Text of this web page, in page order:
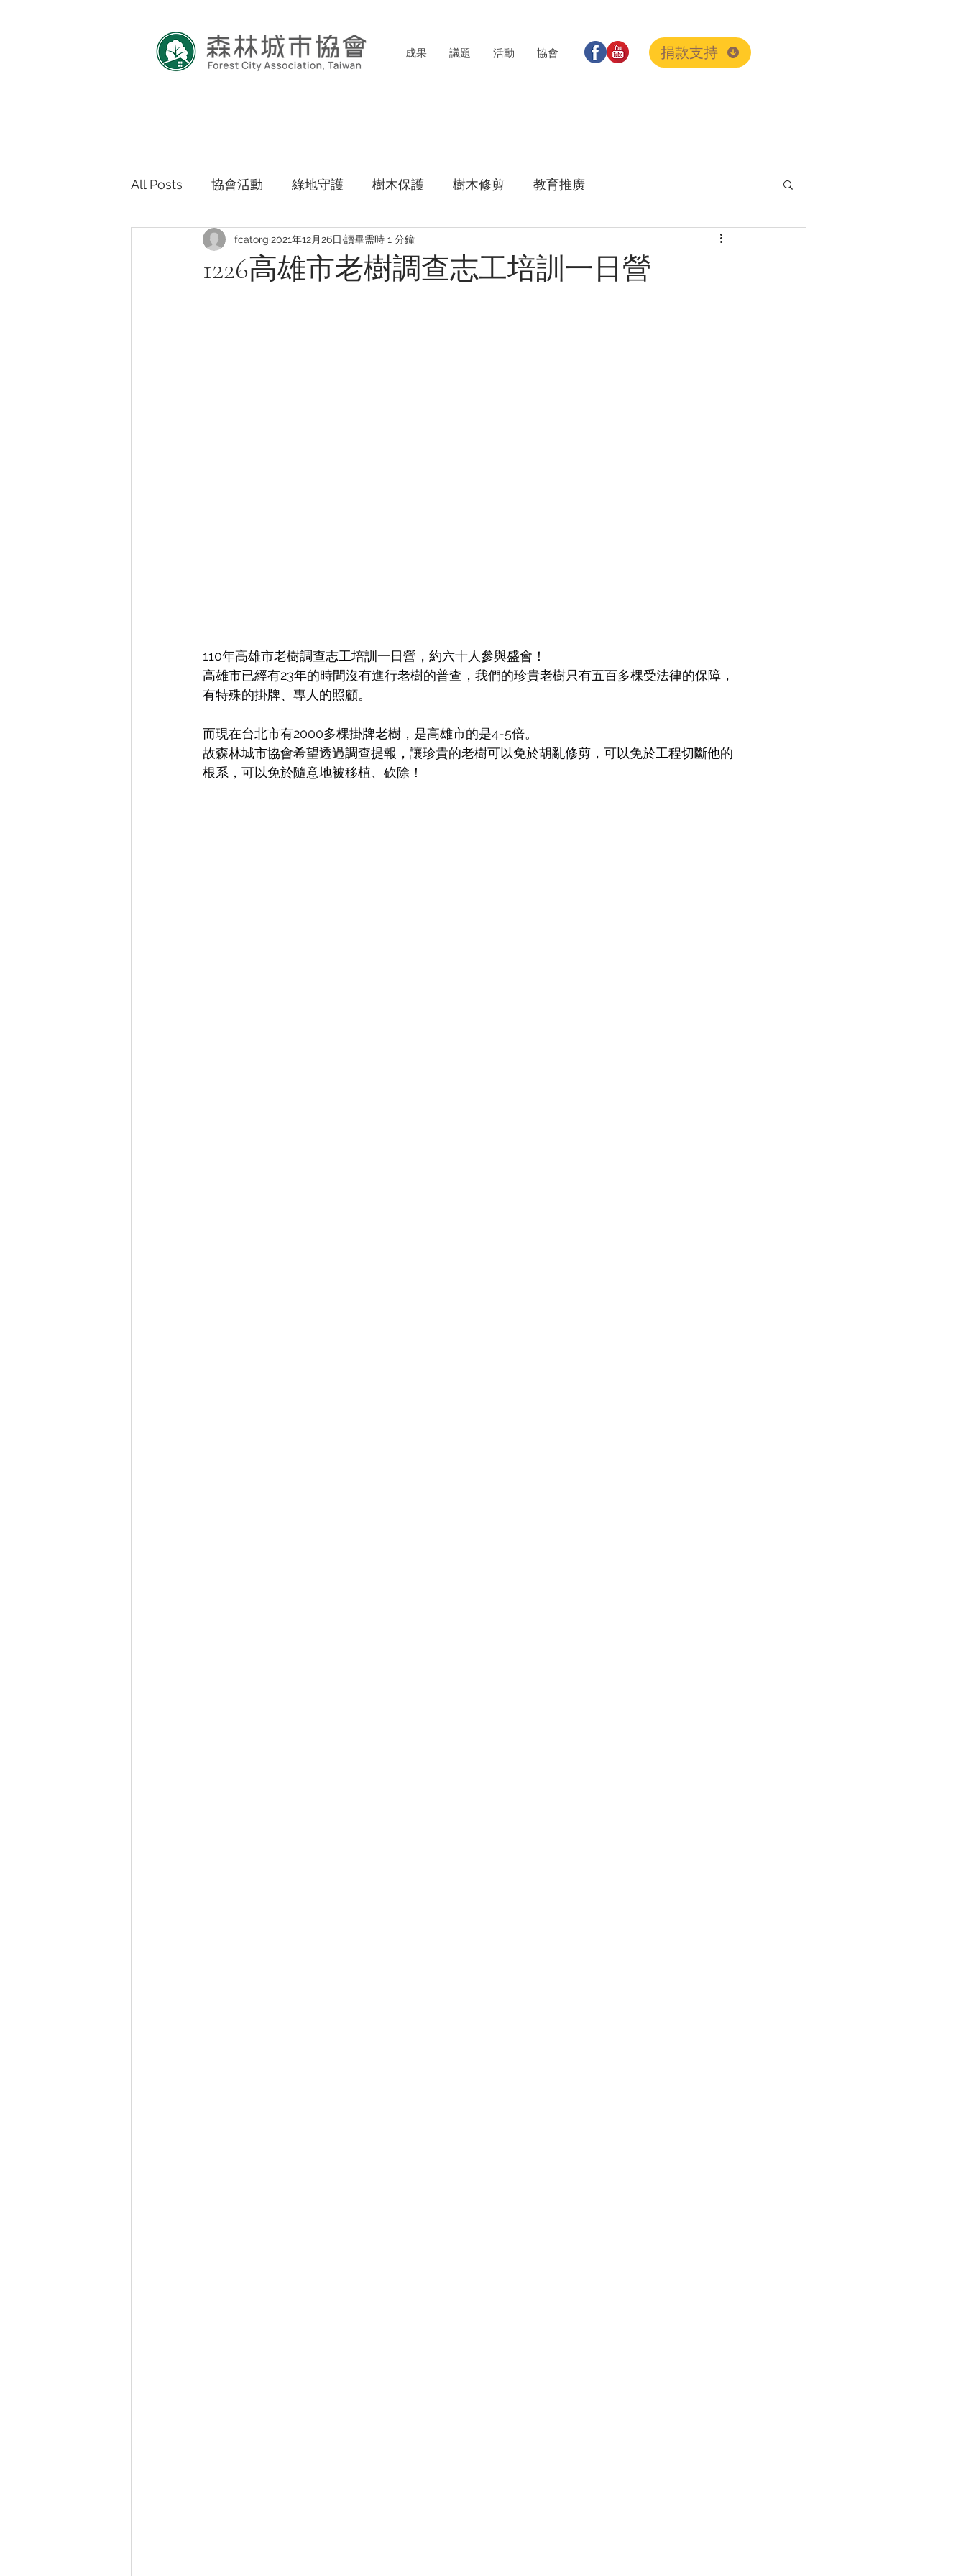
成果 議題 活動 協會 捐款支持
All Posts 協會活動 綠地守護 樹木保護 樹木修剪 教育推廣
1226高雄市老樹調查志工培訓一日營
fcatorg 2021年12月26日 讀畢需時 1 分鐘
110年高雄市老樹調查志工培訓一日營，約六十人參與盛會！
高雄市已經有23年的時間沒有進行老樹的普查，我們的珍貴老樹只有五百多棵受法律的保障，
有特殊的掛牌、專人的照顧。
而現在台北市有2000多棵掛牌老樹，是高雄市的是4-5倍。
故森林城市協會希望透過調查提報，讓珍貴的老樹可以免於胡亂修剪，可以免於工程切斷他的
根系，可以免於隨意地被移植、砍除！